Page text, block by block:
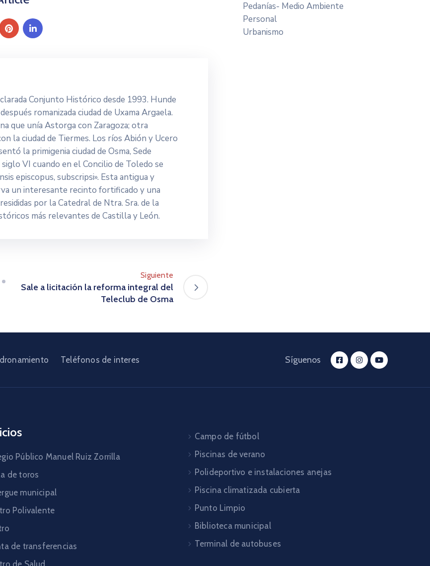
Conjunto Histórico desde 1993. Hunde
romanizada ciudad de Uxama Argaela.
que unía Astorga con Zaragoza; otra
la ciudad de Tiermes. Los ríos Abión y Ucero
la primigenia ciudad de Osma, Sede
VI cuando en el Concilio de Toledo se
episcopus, subscripsi». Esta antigua y
un interesante recinto fortificado y una
por la Catedral de Ntra. Sra. de la
más relevantes de Castilla y León.
Siguiente
Sale a licitación la reforma integral del
Teleclub de Osma
Pedanías- Medio Ambiente
Personal
Urbanismo
Teléfonos de interes Síguenos
Público Manuel Ruiz Zorrilla
de toros
municipal
Polivalente
de transferencias
Campo de fútbol
Piscinas de verano
Polideportivo e instalaciones anejas
Piscina climatizada cubierta
Punto Limpio
Biblioteca municipal
Terminal de autobuses